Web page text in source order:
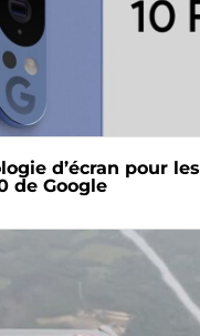
d’écran pour les
de Google